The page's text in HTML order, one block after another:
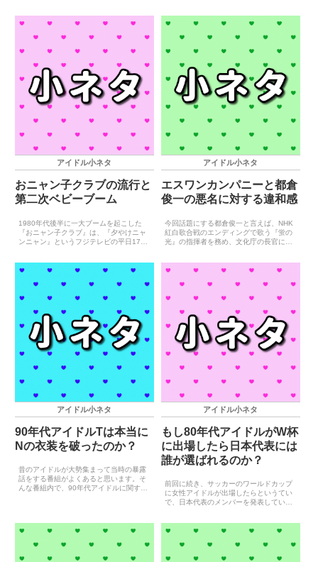
『ゴールデン・アイドル賞』を受賞した
回数は3週（二人だけのセレモニー、
アイドル小ネタ
おニャン子クラブの流行と
第二次ベビーブーム
1980年代後半に一大ブームを起こした
『おニャン子クラブ』は、『夕やけニャ
ンニャン』というフジテレビの平日17時
日欠かさず観ることは難しく、おニャン
アイドル小ネタ
エスワンカンパニーと都倉
俊一の悪名に対する違和感
今回話題にする都倉俊一と言えば、NHK
紅白歌合戦のエンディングで歌う『蛍の
光』の指揮者を務め、文化庁の長官にま
ンの中では悪名高い人物として認識され
アイドル小ネタ
90年代アイドルTは本当に
Nの衣装を破ったのか？
昔のアイドルが大勢集まって当時の暴露
話をする番組がよくあると思います。そ
んな番組内で、90年代アイドルに関する
番組で、ゲスト出演...
アイドル小ネタ
もし80年代アイドルがW杯
に出場したら日本代表には
誰が選ばれるのか？
前回に続き、サッカーのワールドカップ
に女性アイドルが出場したらというてい
で、日本代表のメンバーを発表していき